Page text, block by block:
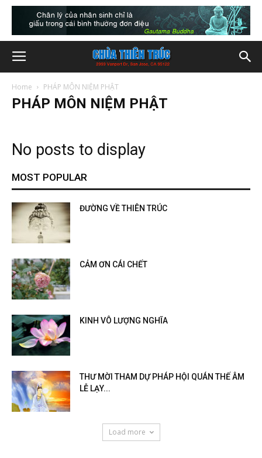
Home PHÁP MÔN NIỆM PHẬT
PHÁP MÔN NIỆM PHẬT
No posts to display
MOST POPULAR
ĐƯỜNG VỀ THIÊN TRÚC
CẢM ƠN CÁI CHẾT
KINH VÔ LƯỢNG NGHĨA
THƯ MỜI THAM DỰ PHÁP HỘI QUÁN THẾ ÂM
LỄ LẠY...
Load more